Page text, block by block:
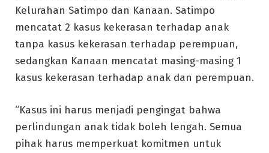
Kelurahan Satimpo dan Kanaan. Satimpo
mencatat 2 kasus kekerasan terhadap anak
tanpa kasus kekerasan terhadap perempuan,
sedangkan Kanaan mencatat masing-masing 1
kasus kekerasan terhadap anak dan perempuan.
“Kasus ini harus menjadi pengingat bahwa
perlindungan anak tidak boleh lengah. Semua
pihak harus memperkuat komitmen untuk